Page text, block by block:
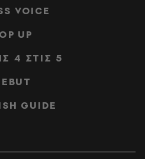
VOICE
UP
4 ΣΤΙΣ 5
GUIDE